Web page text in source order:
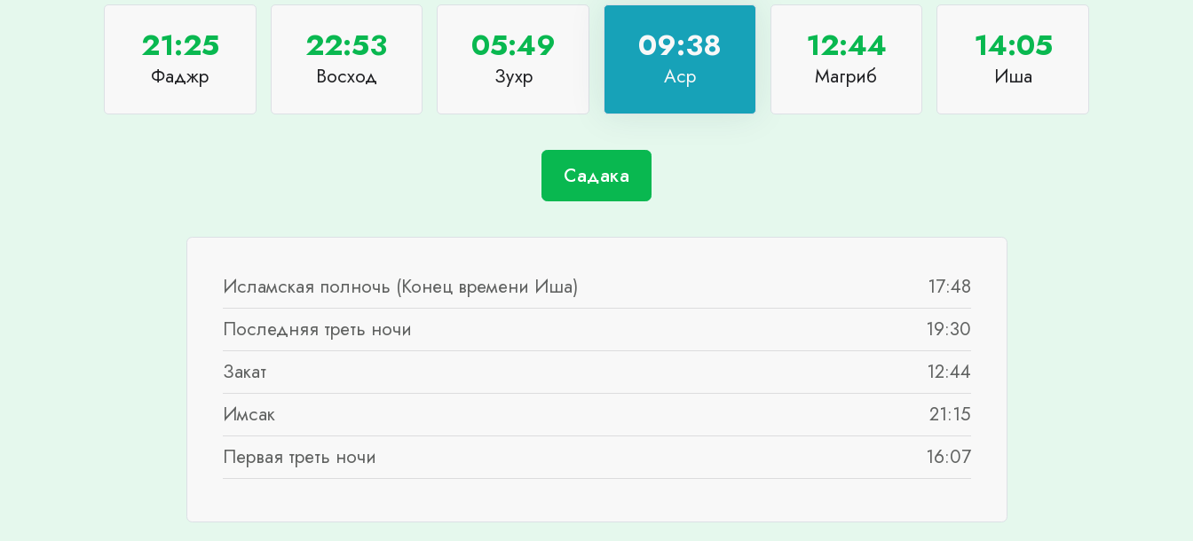
21:25
Фаджр
22:53
Восход
05:49
Зухр
09:38
Аср
12:44
Магриб
14:05
Иша
Садака
Исламская полночь (Конец времени Иша)
17:48
Последняя треть ночи
19:30
Закат
12:44
Имсак
21:15
Первая треть ночи
16:07